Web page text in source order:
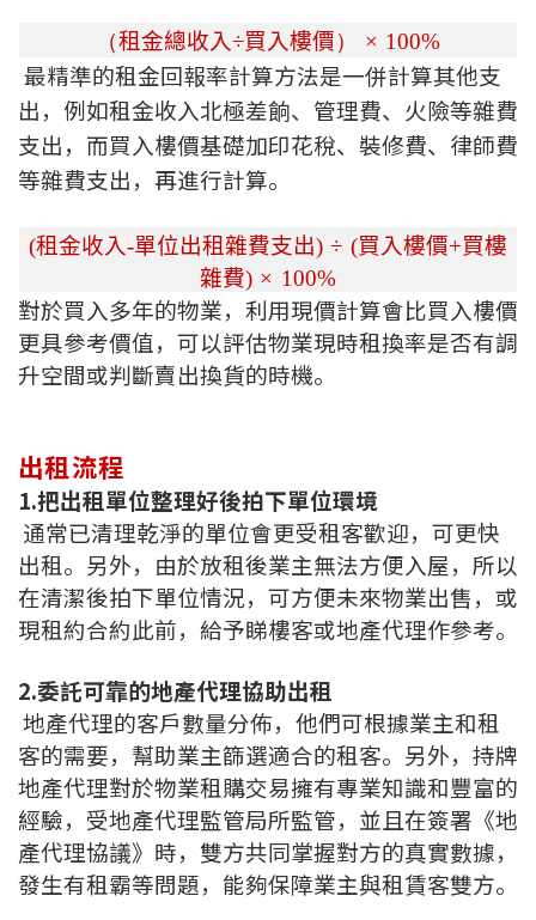
新聞/研究
公司動態
按市新聞
統計數據庫
按揭快趣智識
按揭智庫
按揭百科
實時銀行資訊
裝修·保險優惠
裝修設計專欄
火險、家居、寵物保險
保險資訊專欄
聯絡我們
（租金總收入÷買入樓價） × 100%
最精準的租金回報率計算方法是一併計算其他支
出，例如租金收入北極差餉、管理費、火險等雜費
支出，而買入樓價基礎加印花稅、裝修費、律師費
等雜費支出，再進行計算。
(租金收入-單位出租雜費支出) ÷ (買入樓價+買樓
雜費) × 100%
對於買入多年的物業，利用現價計算會比買入樓價
更具參考價值，可以評估物業現時租換率是否有調
升空間或判斷賣出換貨的時機。
出租流程
1.把出租單位整理好後拍下單位環境
通常已清理乾淨的單位會更受租客歡迎，可更快
出租。另外，由於放租後業主無法方便入屋，所以
在清潔後拍下單位情況，可方便未來物業出售，或
現租約合約此前，給予睇樓客或地產代理作參考。
2.委託可靠的地產代理協助出租
地產代理的客戶數量分佈，他們可根據業主和租
客的需要，幫助業主篩選適合的租客。另外，持牌
地產代理對於物業租購交易擁有專業知識和豐富的
經驗，受地產代理監管局所監管，並且在簽署《地
產代理協議》時，雙方共同掌握對方的真實數據，
發生有租霸等問題，能夠保障業主與租賃客雙方。